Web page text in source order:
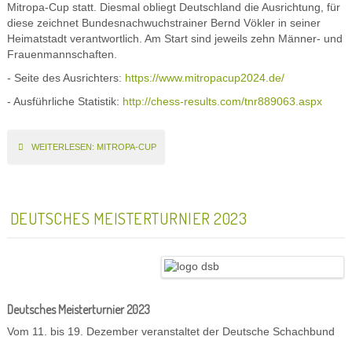
Mitropa-Cup statt. Diesmal obliegt Deutschland die Ausrichtung, für
diese zeichnet Bundesnachwuchstrainer Bernd Vökler in seiner
Heimatstadt verantwortlich. Am Start sind jeweils zehn Männer- und
Frauenmannschaften.
- Seite des Ausrichters: https://www.mitropacup2024.de/
- Ausführliche Statistik: http://chess-results.com/tnr889063.aspx
WEITERLESEN: MITROPA-CUP
DEUTSCHES MEISTERTURNIER 2023
Deutsches Meisterturnier 2023
Vom 11. bis 19. Dezember veranstaltet der Deutsche Schachbund